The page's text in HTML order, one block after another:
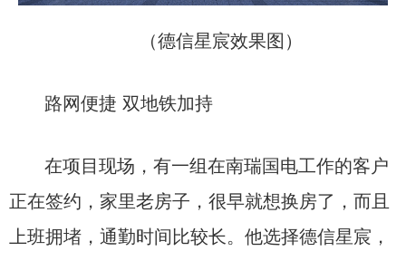
（德信星宸效果图）
路网便捷 双地铁加持
在项目现场，有一组在南瑞国电工作的客户
正在签约，家里老房子，很早就想换房了，而且
上班拥堵，通勤时间比较长。他选择德信星宸，